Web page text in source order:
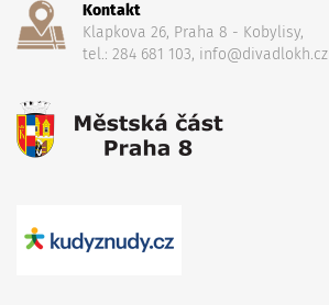
Kontakt
Klapkova 26, Praha 8 - Kobylisy,
tel.: 284 681 103, info@divadlokh.cz